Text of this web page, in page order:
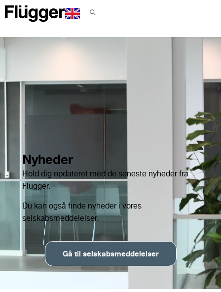
Nyheder
Hold dig opdateret med de seneste nyheder fra
Flügger.
Du kan også finde nyheder i vores
selskabsmeddelelser.
Gå til selskabsmeddelelser